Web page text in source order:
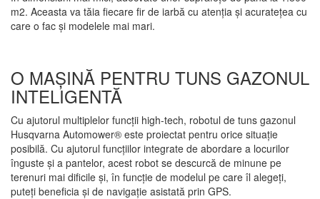
m2. Aceasta va tăia fiecare fir de iarbă cu atenţia şi acurateţea cu
care o fac şi modelele mai mari.
O MAŞINĂ PENTRU TUNS GAZONUL
INTELIGENTĂ
Cu ajutorul multiplelor funcţii high-tech, robotul de tuns gazonul
Husqvarna Automower® este proiectat pentru orice situaţie
posibilă. Cu ajutorul funcţiilor integrate de abordare a locurilor
înguste şi a pantelor, acest robot se descurcă de minune pe
terenuri mai dificile şi, în funcţie de modelul pe care îl alegeţi,
puteţi beneficia şi de navigaţie asistată prin GPS.